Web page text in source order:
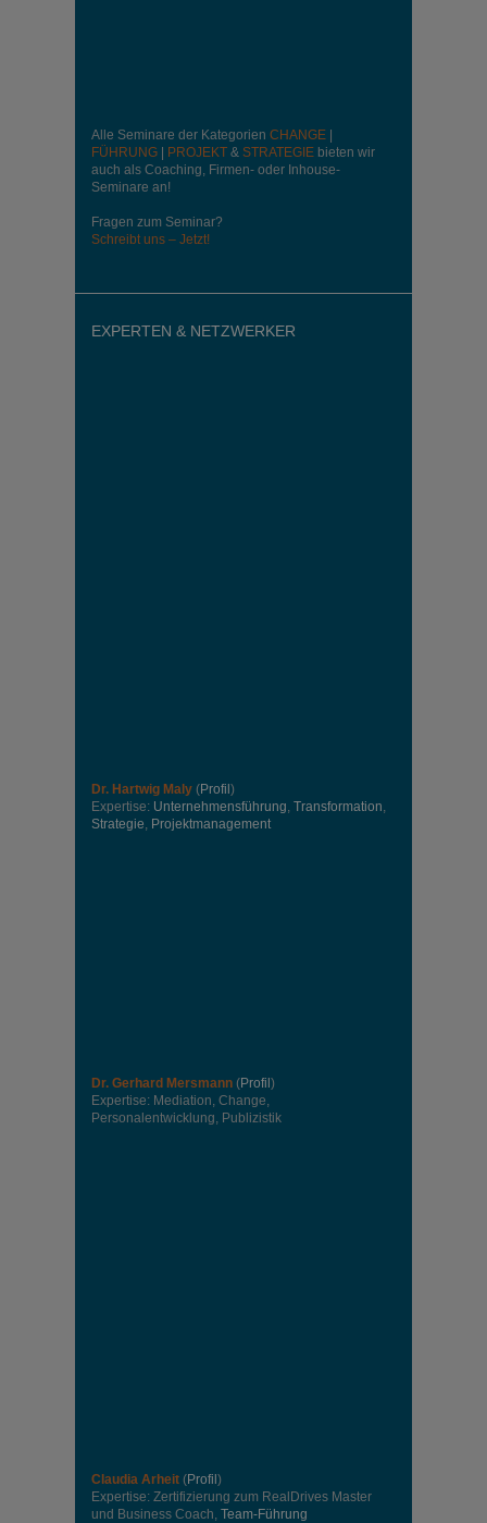
Alle Seminare der Kategorien CHANGE
FÜHRUNG
PROJEKT & STRATEGIE bieten wir
auch als Coaching, Firmen- oder Inhouse-
Seminare an!
Fragen zum Seminar?
Schreibt uns – Jetzt!
EXPERTEN & NETZWERKER
Dr. Hartwig Maly (Profil )
Expertise: Unternehmensführung, Transformation,
Strategie, Projektmanagement
Dr. Gerhard Mersmann (Profil )
Expertise: Mediation, Change,
Personalentwicklung, Publizistik
Claudia Arheit (Profil )
Expertise: Zertifizierung zum RealDrives Master
und Business Coach, Team-Führung